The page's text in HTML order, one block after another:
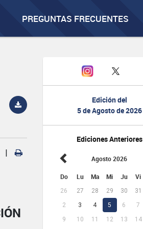
PREGUNTAS FRECUENTES
Edición del
5 de Agosto de 2026
Ediciones Anteriores
Agosto 2026
Do Lu Ma Mi Ju Vi
26 27 28 29 30 31
2
3 4 5 6 7
9
10 11 12 13 14
|